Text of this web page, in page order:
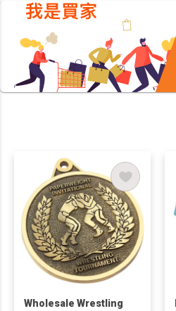
Wholesale Wrestling